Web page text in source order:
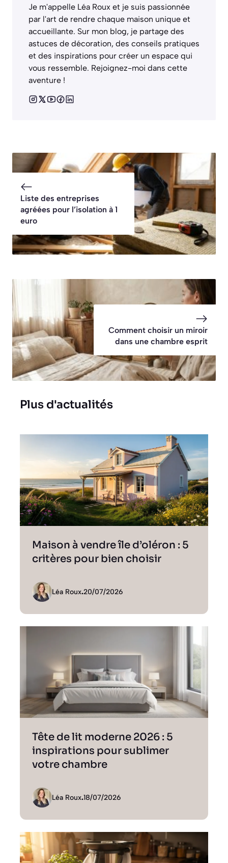
Je m'appelle Léa Roux et je suis passionnée
par l'art de rendre chaque maison unique et
accueillante. Sur mon blog, je partage des
astuces de décoration, des conseils pratiques
et des inspirations pour créer un espace qui
vous ressemble. Rejoignez-moi dans cette
aventure !
Liste des entreprises
agréées pour l’isolation à 1
euro
Comment choisir un miroir
dans une chambre esprit
Plus d'actualités
Maison à vendre île d’oléron : 5
critères pour bien choisir
Léa Roux.20/07/2026
Tête de lit moderne 2026 : 5
inspirations pour sublimer
votre chambre
Léa Roux.18/07/2026